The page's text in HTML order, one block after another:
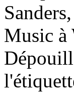
Music à